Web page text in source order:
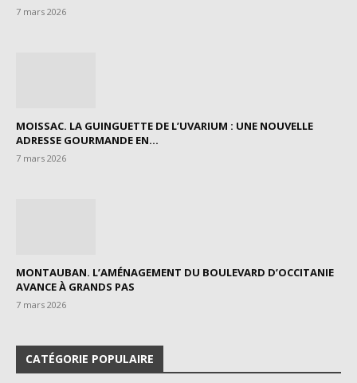
7 mars 2026
MOISSAC. LA GUINGUETTE DE L’UVARIUM : UNE NOUVELLE
ADRESSE GOURMANDE EN...
7 mars 2026
MONTAUBAN. L’AMÉNAGEMENT DU BOULEVARD D’OCCITANIE
AVANCE À GRANDS PAS
7 mars 2026
CATÉGORIE POPULAIRE